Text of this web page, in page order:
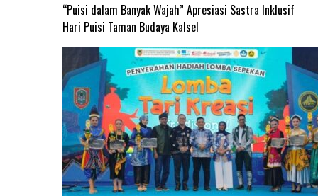
“Puisi dalam Banyak Wajah” Apresiasi Sastra Inklusif
Hari Puisi Taman Budaya Kalsel